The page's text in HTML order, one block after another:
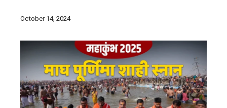
October 14, 2024